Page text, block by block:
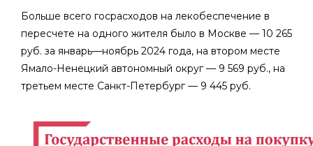
Больше всего госрасходов на лекобеспечение в
пересчете на одного жителя было в Москве — 10 265
руб. за январь—ноябрь 2024 года, на втором месте
Ямало-Ненецкий автономный округ — 9 569 руб., на
третьем месте Санкт-Петербург — 9 445 руб.